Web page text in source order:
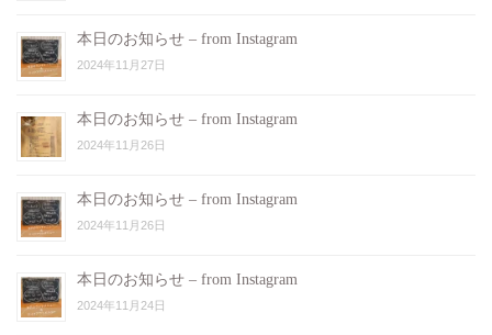
本日のお知らせ – from Instagram
2024年11月27日
本日のお知らせ – from Instagram
2024年11月26日
本日のお知らせ – from Instagram
2024年11月26日
本日のお知らせ – from Instagram
2024年11月24日